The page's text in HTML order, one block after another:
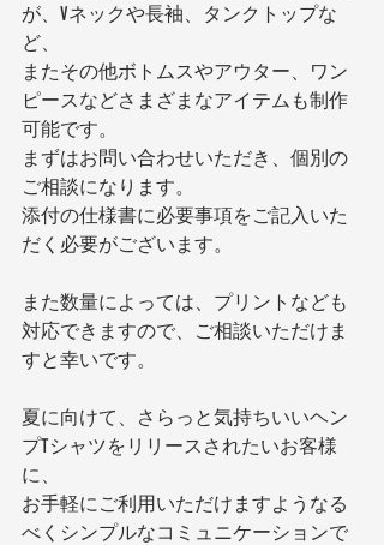
が、Vネックや長袖、タンクトップな
ど、
またその他ボトムスやアウター、ワン
ピースなどさまざまなアイテムも制作
可能です。
まずはお問い合わせいただき、個別の
ご相談になります。
添付の仕様書に必要事項をご記入いた
だく必要がございます。
また数量によっては、プリントなども
対応できますので、ご相談いただけま
すと幸いです。
夏に向けて、さらっと気持ちいいヘン
プTシャツをリリースされたいお客様
に、
お手軽にご利用いただけますようなる
べくシンプルなコミュニケーションで